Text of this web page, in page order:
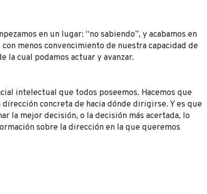
en un lugar: “no sabiendo”, y acabamos en
menos convencimiento de nuestra capacidad de
la cual podamos actuar y avanzar.
intelectual que todos poseemos. Hacemos que
concreta de hacia dónde dirigirse. Y es que
la mejor decisión, o la decisión más acertada, lo
sobre la dirección en la que queremos